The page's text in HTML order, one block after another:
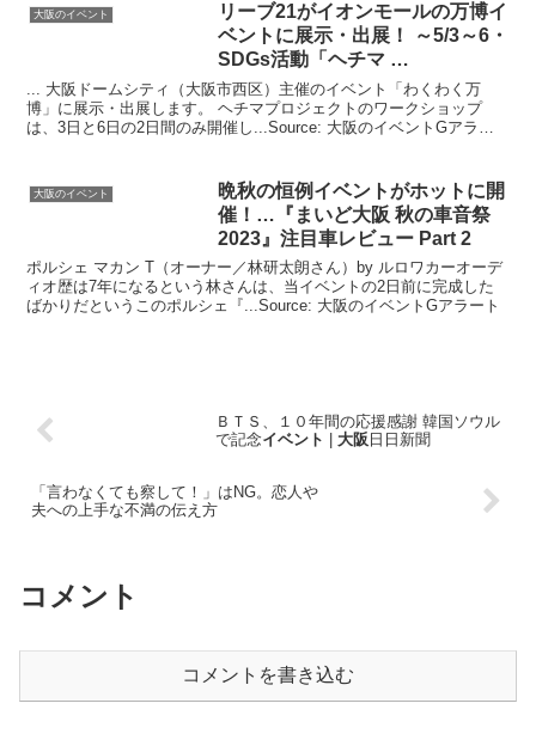
大阪のイベント リーブ21がイオンモールの万博イ
ベント に展示・出展！ ～5/3～6・
SDGs活動「ヘチマ …
... 大阪ドームシティ（大阪市西区）主催のイベント「わくわく万
博」に展示・出展します。 ヘチマプロジェクトのワークショップ
は、3日と6日の2日間のみ開催し...Source: 大阪のイベントGアラー
大阪のイベント 晩秋の恒例 イベントがホットに開
催！…『まいど大阪 秋の車音祭
2023』注目車レビュー Part 2
ポルシェ マカン T（オーナー／林研太朗さん）by ルロワカーオーデ
ィオ歴は7年になるという林さんは、当イベントの2日前に完成した
ばかりだというこのポルシェ『...Source: 大阪のイベントGアラート
ＢＴＳ、１０年間の応援感謝 韓国ソウル
で記念イベント 大阪 日日新聞
「言わなくても察して！」はNG。恋人や
夫への上手な不満の伝え方
コメント
コメントを書き込む